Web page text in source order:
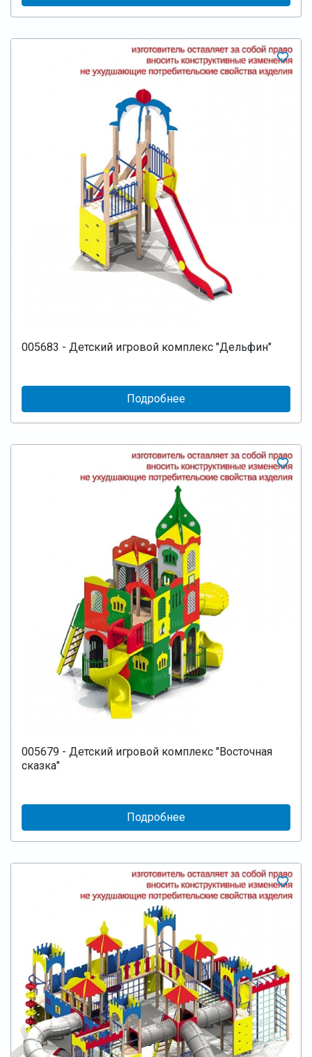
005683 - Детский игровой комплекс "Дельфин"
Подробнее
005679 - Детский игровой комплекс "Восточная
сказка"
Подробнее